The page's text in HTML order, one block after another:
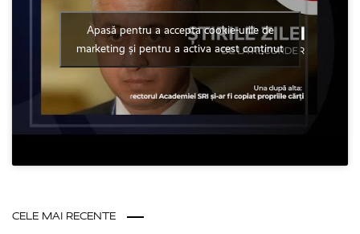
Apasă pentru a accepta cookie-urile de
marketing și pentru a activa acest conținut
CELE MAI RECENTE